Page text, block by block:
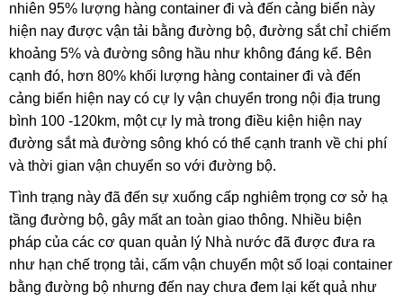
nhiên 95% lượng hàng container đi và đến cảng biển này
hiện nay được vận tải bằng đường bộ, đường sắt chỉ chiếm
khoảng 5% và đường sông hầu như không đáng kể. Bên
cạnh đó, hơn 80% khối lượng hàng container đi và đến
cảng biển hiện nay có cự ly vận chuyển trong nội địa trung
bình 100 -120km, một cự ly mà trong điều kiện hiện nay
đường sắt mà đường sông khó có thể cạnh tranh về chi phí
và thời gian vận chuyển so với đường bộ.
Tình trạng này đã đến sự xuống cấp nghiêm trọng cơ sở hạ
tầng đường bộ, gây mất an toàn giao thông. Nhiều biện
pháp của các cơ quan quản lý Nhà nước đã được đưa ra
như hạn chế trọng tải, cấm vận chuyển một số loại container
bằng đường bộ nhưng đến nay chưa đem lại kết quả như